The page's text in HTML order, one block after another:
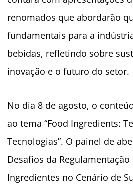
renomados que abordarão
fundamentais para a
bebidas, refletindo sobre
inovação e o futuro do setor.
No dia 8 de agosto, o
ao tema “Food Ingredients:
Tecnologias”. O painel de
Desafios da
Ingredientes no Cenário de